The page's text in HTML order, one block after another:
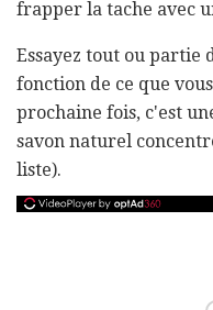
frapper la tache avec
Essayez tout ou partie
fonction de ce que
prochaine fois, c'est
savon naturel
liste).